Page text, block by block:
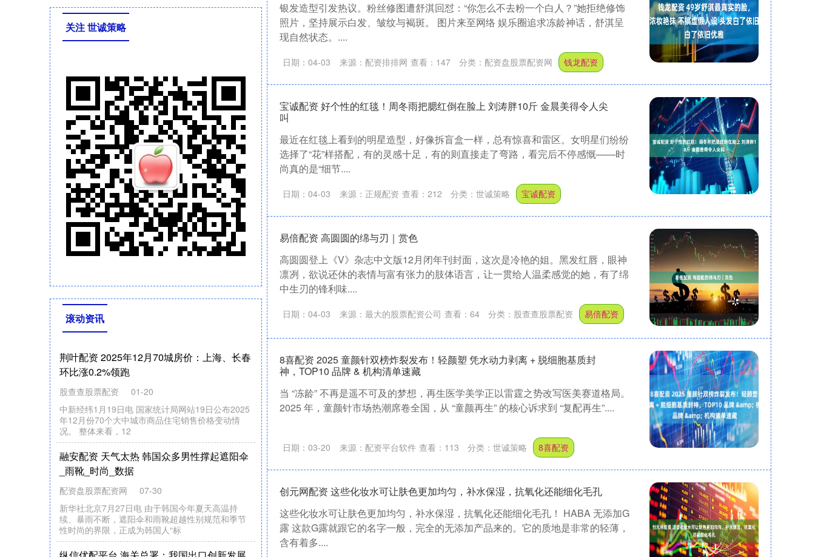
银发造型引发热议。粉丝修图遭舒淇回怼：“你怎么不去粉一个白人？”她拒绝修饰
照片，坚持展示白发、皱纹与褐斑。 图片来至网络 娱乐圈追求冻龄神话，舒淇呈
现自然状态。....
日期：04-03 来源：配资排排网 查看： 147 分类： 配资盘股票配资网 钱龙配资
宝诚配资 好个性的红毯！周冬雨把腮红倒在脸上 刘涛胖10斤 金晨美得令人尖
叫
最近在红毯上看到的明星造型，好像拆盲盒一样，总有惊喜和雷区。女明星们纷纷
选择了“花”样搭配，有的灵感十足，有的则直接走了弯路，看完后不停感慨——时
尚真的是“细节....
日期：04-03 来源：正规配资 查看： 212 分类： 世诚策略 宝诚配资
易倍配资 高圆圆的绵与刃｜赏色
高圆圆登上《V》杂志中文版12月闭年刊封面，这次是冷艳的姐。黑发红唇，眼神
凛冽，欲说还休的表情与富有张力的肢体语言，让一贯给人温柔感觉的她，有了绵
中生刃的锋利味....
日期：04-03 来源：最大的股票配资公司 查看： 64 分类： 股查查股票配资 易倍配资
8喜配资 2025 童颜针双榜炸裂发布！轻颜塑 凭水动力剥离 + 脱细胞基质封
神，TOP10 品牌 & 机构清单速藏
当 “冻龄” 不再是遥不可及的梦想，再生医学美学正以雷霆之势改写医美赛道格局。
2025 年，童颜针市场热潮席卷全国，从 “童颜再生” 的核心诉求到 “复配再生”....
日期：03-20 来源：配资平台软件 查看： 113 分类： 世诚策略 8喜配资
创元网配资 这些化妆水可让肤色更加均匀，补水保湿，抗氧化还能细化毛孔
这些化妆水可让肤色更加均匀，补水保湿，抗氧化还能细化毛孔！ HABA 无添加G
露 这款G露就跟它的名字一般，完全的无添加产品来的。它的质地是非常的轻薄，
含有着多....
关注 世诚策略
滚动资讯
安鑫宝配资 7月17日国内气阀钢价格稳
世诚策略
07-17
7月17日国内气阀钢价格稳，4Cr9Si2长城特钢报
8800，大连特钢报8200。（元/吨）